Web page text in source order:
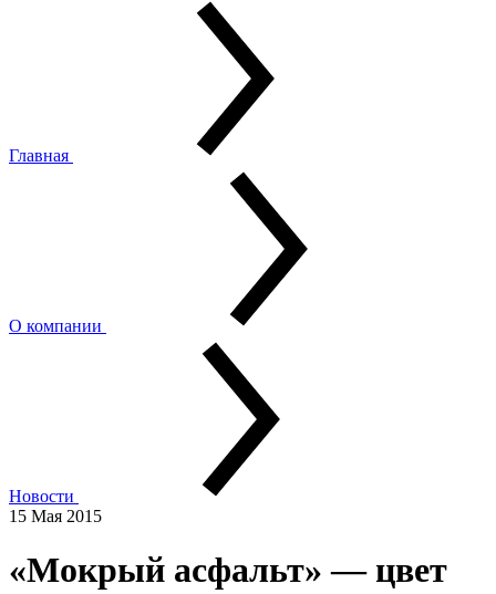
Главная
О компании
Новости
15 Мая 2015
«Мокрый асфальт» — цвет